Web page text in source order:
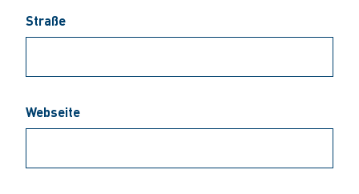
Straße
Webseite